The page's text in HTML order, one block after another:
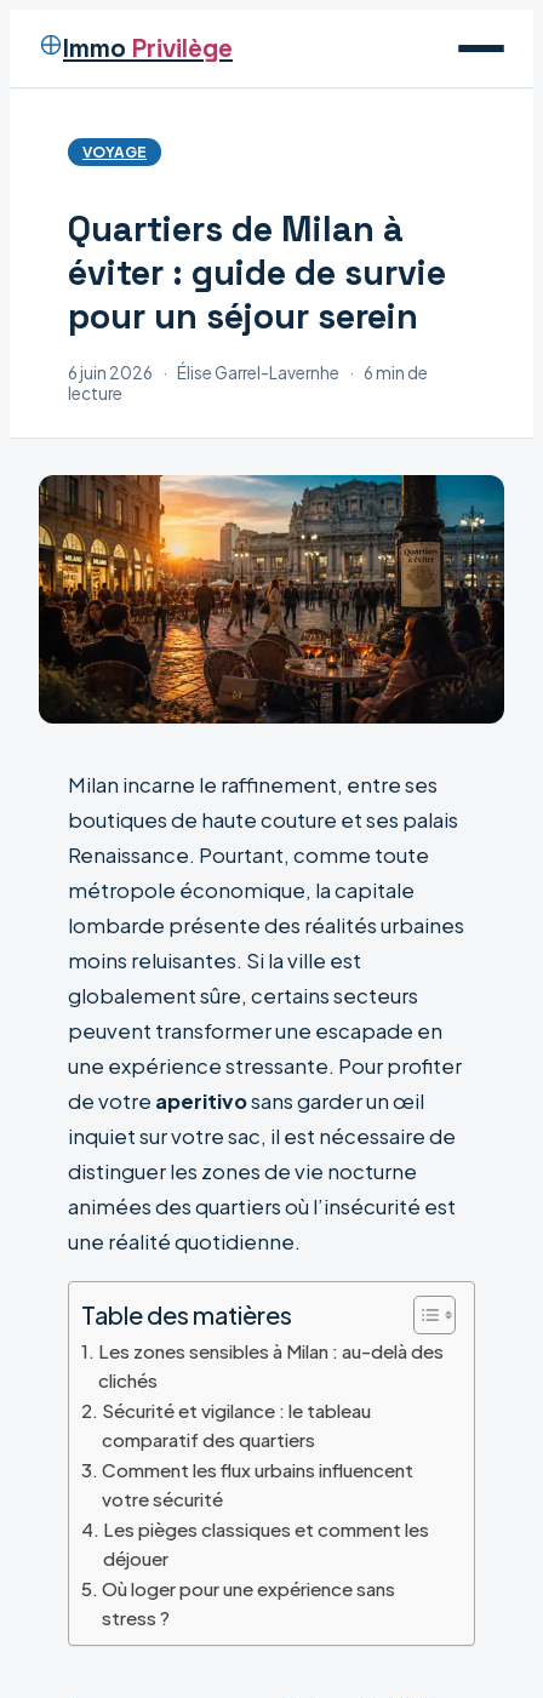
Immo Privilège
Voyage
Maison
VOYAGE
Quartiers de Milan à
éviter : guide de survie
pour un séjour serein
6 juin 2026 · Élise Garrel-Lavernhe · 6 min de
lecture
Milan incarne le raffinement, entre ses
boutiques de haute couture et ses palais
Renaissance. Pourtant, comme toute
métropole économique, la capitale
lombarde présente des réalités urbaines
moins reluisantes. Si la ville est
globalement sûre, certains secteurs
peuvent transformer une escapade en
une expérience stressante. Pour profiter
de votre aperitivosans garder un œil
inquiet sur votre sac, il est nécessaire de
distinguer les zones de vie nocturne
animées des quartiers où l’insécurité est
une réalité quotidienne.
Table des matières
Les zones sensibles à Milan : au-delà des
clichés
Sécurité et vigilance : le tableau
comparatif des quartiers
Comment les flux urbains influencent
votre sécurité
Les pièges classiques et comment les
déjouer
Où loger pour une expérience sans
stress ?